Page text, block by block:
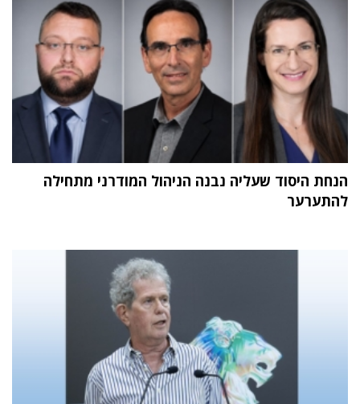
הנחת היסוד שעליה נבנה הניהול המודרני מתחילה
להתערער